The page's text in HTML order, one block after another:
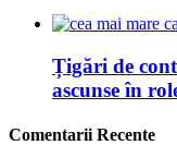
Țigări de
ascunse în
Comentarii Recente